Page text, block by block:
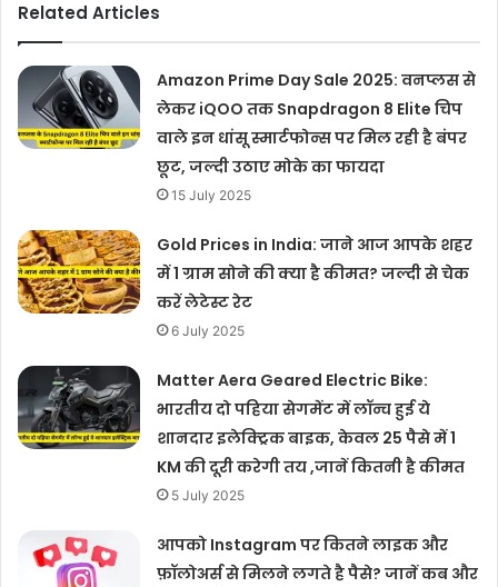
Related Articles
Amazon Prime Day Sale 2025: वनप्लस से
लेकर iQOO तक Snapdragon 8 Elite चिप
वाले इन धांसू स्मार्टफोन्स पर मिल रही है बंपर
छूट, जल्दी उठाए मोके का फायदा
15 July 2025
Gold Prices in India: जाने आज आपके शहर
में 1 ग्राम सोने की क्या है कीमत? जल्दी से चेक
करें लेटेस्ट रेट
6 July 2025
Matter Aera Geared Electric Bike:
भारतीय दो पहिया सेगमेंट में लॉन्च हुई ये
शानदार इलेक्ट्रिक बाइक, केवल 25 पैसे में 1
KM की दूरी करेगी तय ,जानें कितनी है कीमत
5 July 2025
आपको Instagram पर कितने लाइक और
फ़ॉलोअर्स से मिलने लगते है पैसे? जानें कब और